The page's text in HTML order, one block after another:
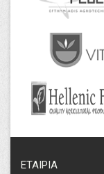
ΕΤΑΙΡΙΑ